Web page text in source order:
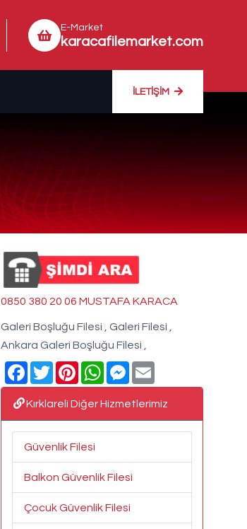
E-Market
karacafilemarket.com
İLETIŞIM
0850 380 20 06 MUSTAFA KARACA
Galeri Boşluğu Filesi , Galeri Filesi ,
Ankara Galeri Boşluğu Filesi ,
Facebook
TwitterPinterestWhatsAppMessenger
Kırklareli Diğer Hizmetlerimiz
Güvenlik Filesi
Balkon Güvenlik Filesi
Çocuk Güvenlik Filesi